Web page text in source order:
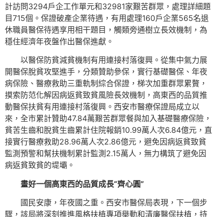
計訪問3294戶企工作單元和32981家艱苦群眾，處理詳細題
目715個。保證破產企業待遇，有用處理160戶企業565名退
休職員醫保待遇享用相干題目，觸類旁通樹立長效機制，為
穩住經濟年夜盤作出醫保進獻。
以醫保防貧減貧機制有用連接村落復興。從集中氣力展
開醫保脫貧攻堅進手，分類贊助參保，實行基礎醫保、年夜
病保險、醫療救助三重軌制綜合保證，梯次加重群眾累贅，
摸索防范化解因病返貧致貧風險長效機制，高東西的品質推
動醫保扶貧有用連接村落復興。西安市醫療保證局成立以
來，全市累計贊助47.84萬艱苦群眾餐與加入基礎醫療保險，
貧苦生齒和脫貧生齒累計住院報銷10.99萬人次6.84億元，直
接實行醫療救助28.96萬人次2.86億元，避免因病返貧致貧
監測預警和幫扶機制累計監測2.15萬人，無力構筑了避免因
病返貧致貧的堤壩。
畫好一個高東西的品質成長“齊心圓”
國民安康，年夜國之重。西安市醫保局表現，下一個步
驟，該局將深刻推進風格扶植專項舉動和清廉醫保扶植，持